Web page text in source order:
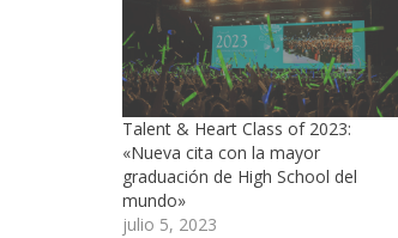
Talent & Heart Class of 2023:
«Nueva cita con la mayor
graduación de High School del
mundo»
julio 5, 2023